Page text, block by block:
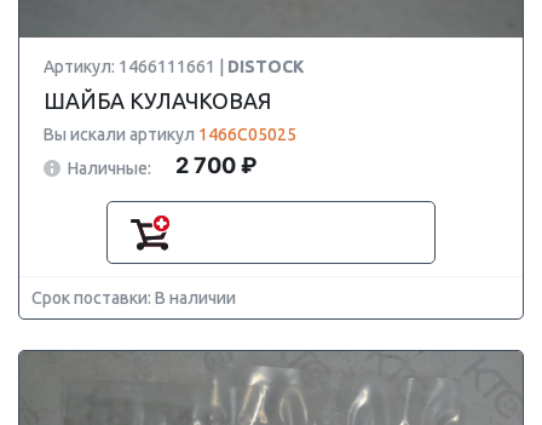
Артикул: 1466111661 | DISTOCK
ШАЙБА КУЛАЧКОВАЯ
Вы искали артикул 1466C05025
Наличные:
2 700 ₽
Срок поставки: В наличии